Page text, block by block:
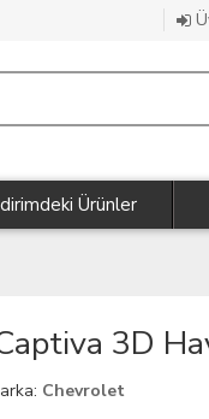
Ürünler
3D
Chevrolet